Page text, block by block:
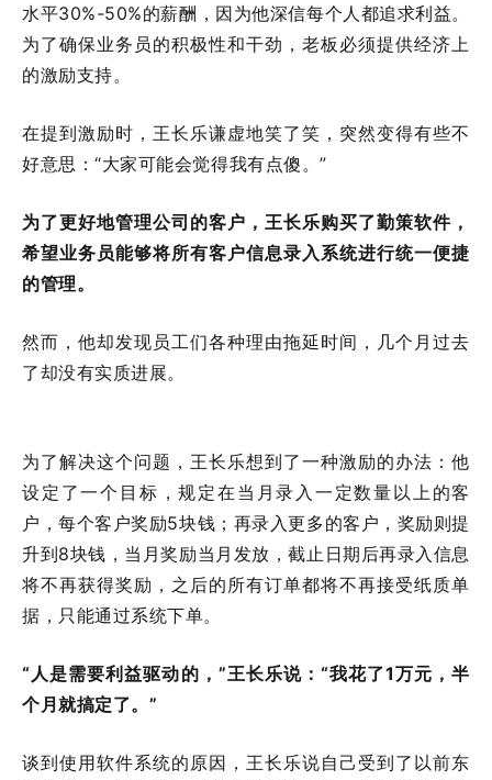
水平30%-50%的薪酬，因为他深信每个人都追求利益。
为了确保业务员的积极性和干劲，老板必须提供经济上
的激励支持。
在提到激励时，王长乐谦虚地笑了笑，突然变得有些不
好意思：“大家可能会觉得我有点傻。”
为了更好地管理公司的客户，王长乐购买了勤策软件，
希望业务员能够将所有客户信息录入系统进行统一便捷
的管理。
然而，他却发现员工们各种理由拖延时间，几个月过去
了却没有实质进展。
为了解决这个问题，王长乐想到了一种激励的办法：他
设定了一个目标，规定在当月录入一定数量以上的客
户，每个客户奖励5块钱；再录入更多的客户，奖励则提
升到8块钱，当月奖励当月发放，截止日期后再录入信息
将不再获得奖励，之后的所有订单都将不再接受纸质单
据，只能通过系统下单。
“人是需要利益驱动的，”王长乐说：“我花了1万元，半
个月就搞定了。”
谈到使用软件系统的原因，王长乐说自己受到了以前东